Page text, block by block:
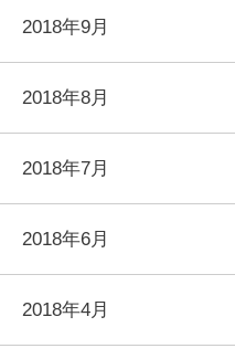
2018年9月
2018年8月
2018年7月
2018年6月
2018年4月